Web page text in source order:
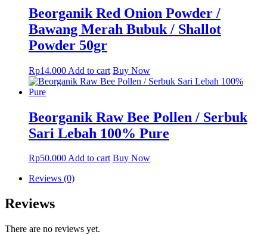
Beorganik Red Onion Powder /
Bawang Merah Bubuk / Shallot
Powder 50gr
Rp14.000 Add to cart Buy Now
Beorganik Raw Bee Pollen / Serbuk
Sari Lebah 100% Pure
Rp50.000Add to cart Buy Now
Reviews (0)
Reviews
There are no reviews yet.